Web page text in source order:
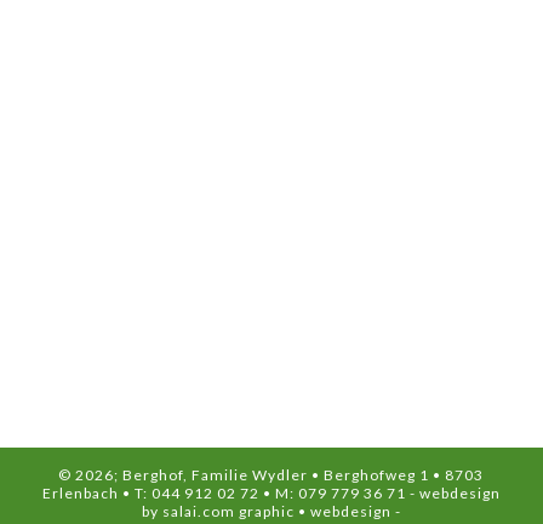
© 2026; Berghof, Familie Wydler • Berghofweg 1 • 8703
Erlenbach • T: 044 912 02 72 • M: 079 779 36 71 - webdesign
by salai.com graphic • webdesign -